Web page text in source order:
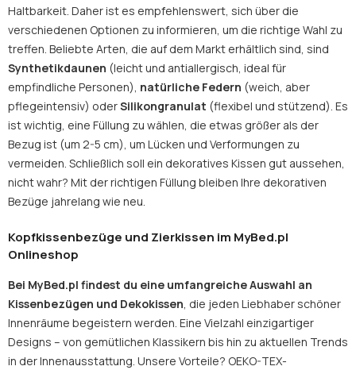
Haltbarkeit. Daher ist es empfehlenswert, sich über die
verschiedenen Optionen zu informieren, um die richtige Wahl zu
treffen. Beliebte Arten, die auf dem Markt erhältlich sind, sind
Synthetikdaunen (leicht und antiallergisch, ideal für
empfindliche Personen), natürliche Federn (weich, aber
pflegeintensiv) oderSilikongranulat (flexibel und stützend). Es
ist wichtig, eine Füllung zu wählen, die etwas größer als der
Bezug ist (um 2-5 cm), um Lücken und Verformungen zu
vermeiden. Schließlich soll ein dekoratives Kissen gut aussehen,
nicht wahr? Mit der richtigen Füllung bleiben Ihre dekorativen
Bezüge jahrelang wie neu.
Kopfkissenbezüge und Zierkissen im MyBed.pl
Onlineshop
Bei MyBed.pl findest du eine umfangreiche Auswahl an
Kissenbezügen und Dekokissen, die jeden Liebhaber schöner
Innenräume begeistern werden. Eine Vielzahl einzigartiger
Designs – von gemütlichen Klassikern bis hin zu aktuellen Trends
in der Innenausstattung. Unsere Vorteile? OEKO-TEX-